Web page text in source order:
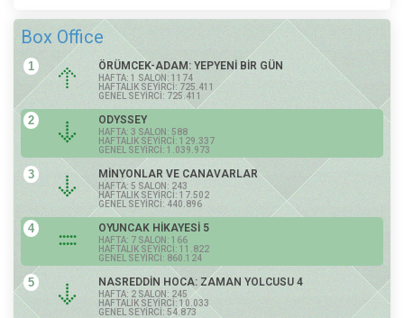
Box Office
1 ÖRÜMCEK-ADAM: YEPYENİ BİR GÜN
HAFTA: 1 SALON: 1174
HAFTALIK SEYİRCİ: 725.411
GENEL SEYİRCİ: 725.411
2 ODYSSEY
HAFTA: 3 SALON: 588
HAFTALIK SEYİRCİ: 129.337
GENEL SEYİRCİ: 1.039.973
3 MİNYONLAR VE CANAVARLAR
HAFTA: 5 SALON: 243
HAFTALIK SEYİRCİ: 17.502
GENEL SEYİRCİ: 440.896
4 OYUNCAK HİKAYESİ 5
HAFTA: 7 SALON: 166
HAFTALIK SEYİRCİ: 11.822
GENEL SEYİRCİ: 860.124
5 NASREDDİN HOCA: ZAMAN YOLCUSU 4
HAFTA: 2 SALON: 245
HAFTALIK SEYİRCİ: 10.033
GENEL SEYİRCİ: 54.873